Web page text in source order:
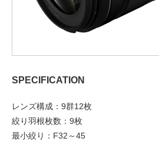
SPECIFICATION
レンズ構成：9群12枚
絞り羽根枚数：9枚
最小絞り：F32～45